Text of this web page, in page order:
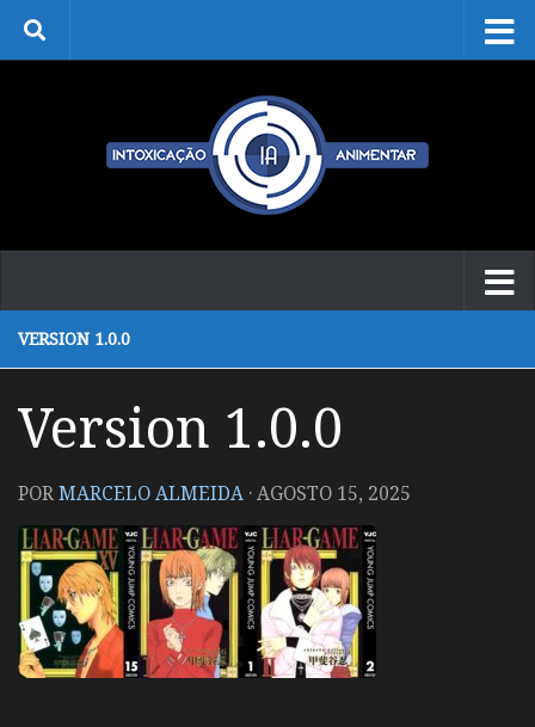
Skip to content
VERSION 1.0.0
Version 1.0.0
PORMARCELO ALMEIDA ·AGOSTO 15, 2025